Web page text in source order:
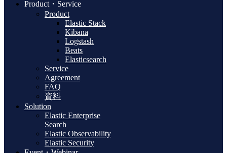
Product・Service
Product
Elastic Stack
Kibana
Logstash
Beats
Elasticsearch
Service
Agreement
FAQ
資料
Solution
Elastic Enterprise
Search
Elastic Observability
Elastic Security